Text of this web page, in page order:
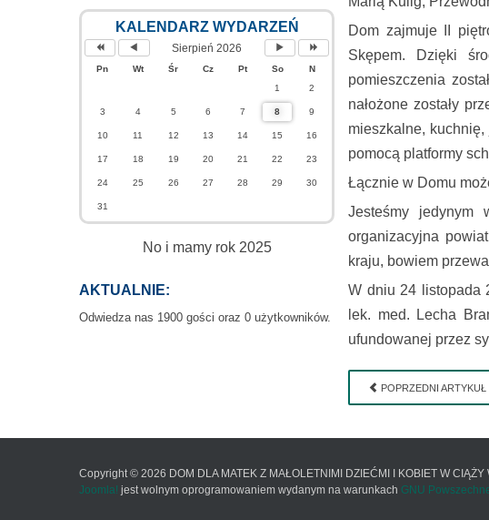
Dom zajmuje II
Skępem. Dzięki
pomieszczenia
nałożone zostały
mieszkalne,
pomocą platformy
Łącznie w Domu
Jesteśmy jedynym
organizacyjna
kraju, bowiem
W dniu 24 listopada
lek. med. Lecha
ufundowanej przez
POPRZEDNI ARTYKUŁ
KALENDARZ WYDARZEŃ
Sierpień 2026
Pn Wt Śr Cz Pt So
N
1
2
3 4 5 6 7 8 9
10 11 12 13 14 15 16
17 18 19 20 21 22 23
24 25 26 27 28 29 30
31
No i mamy rok 2025
AKTUALNIE:
Odwiedza nas 1900 gości oraz 0 użytkowników.
Copyright © 2026 DOM DLA MATEK Z MAŁOLETNIMI DZIEĆMI I KOBIET W
Joomla! jest wolnym oprogramowaniem wydanym na warunkach GNU